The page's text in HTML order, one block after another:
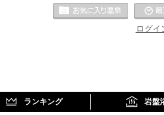
ログイ
お気に入
ランキング 岩盤